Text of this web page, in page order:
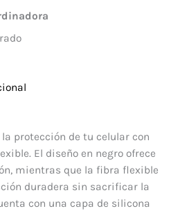
protección de tu celular con
El diseño en negro ofrece
mientras que la fibra flexible
duradera sin sacrificar la
con una capa de silicona